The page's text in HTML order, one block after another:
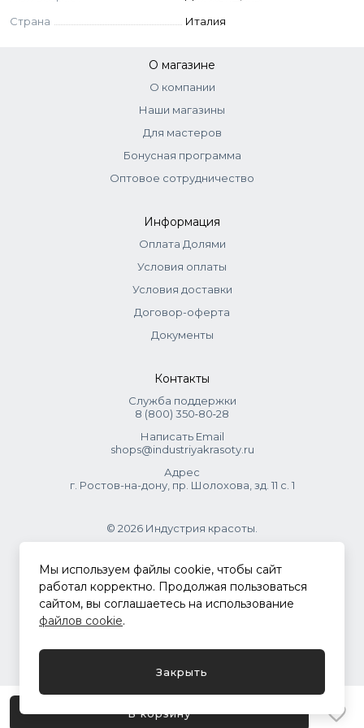
В корзину
Страна
Италия
О магазине
О компании
Наши магазины
Для мастеров
Бонусная программа
Оптовое сотрудничество
Информация
Оплата Долями
Условия оплаты
Условия доставки
Договор-оферта
Документы
Контакты
Служба поддержки
8 (800) 350‑80‑28
Написать Email
shops@industriyakrasoty.ru
Адрес
г. Ростов-на-дону, пр. Шолохова, зд. 11 с. 1
© 2026 Индустрия красоты.
.
Политика конфиденциальности
Мы используем файлы cookie, чтобы сайт
работал корректно. Продолжая пользоваться
сайтом, вы соглашаетесь на использование
файлов cookie.
Закрыть